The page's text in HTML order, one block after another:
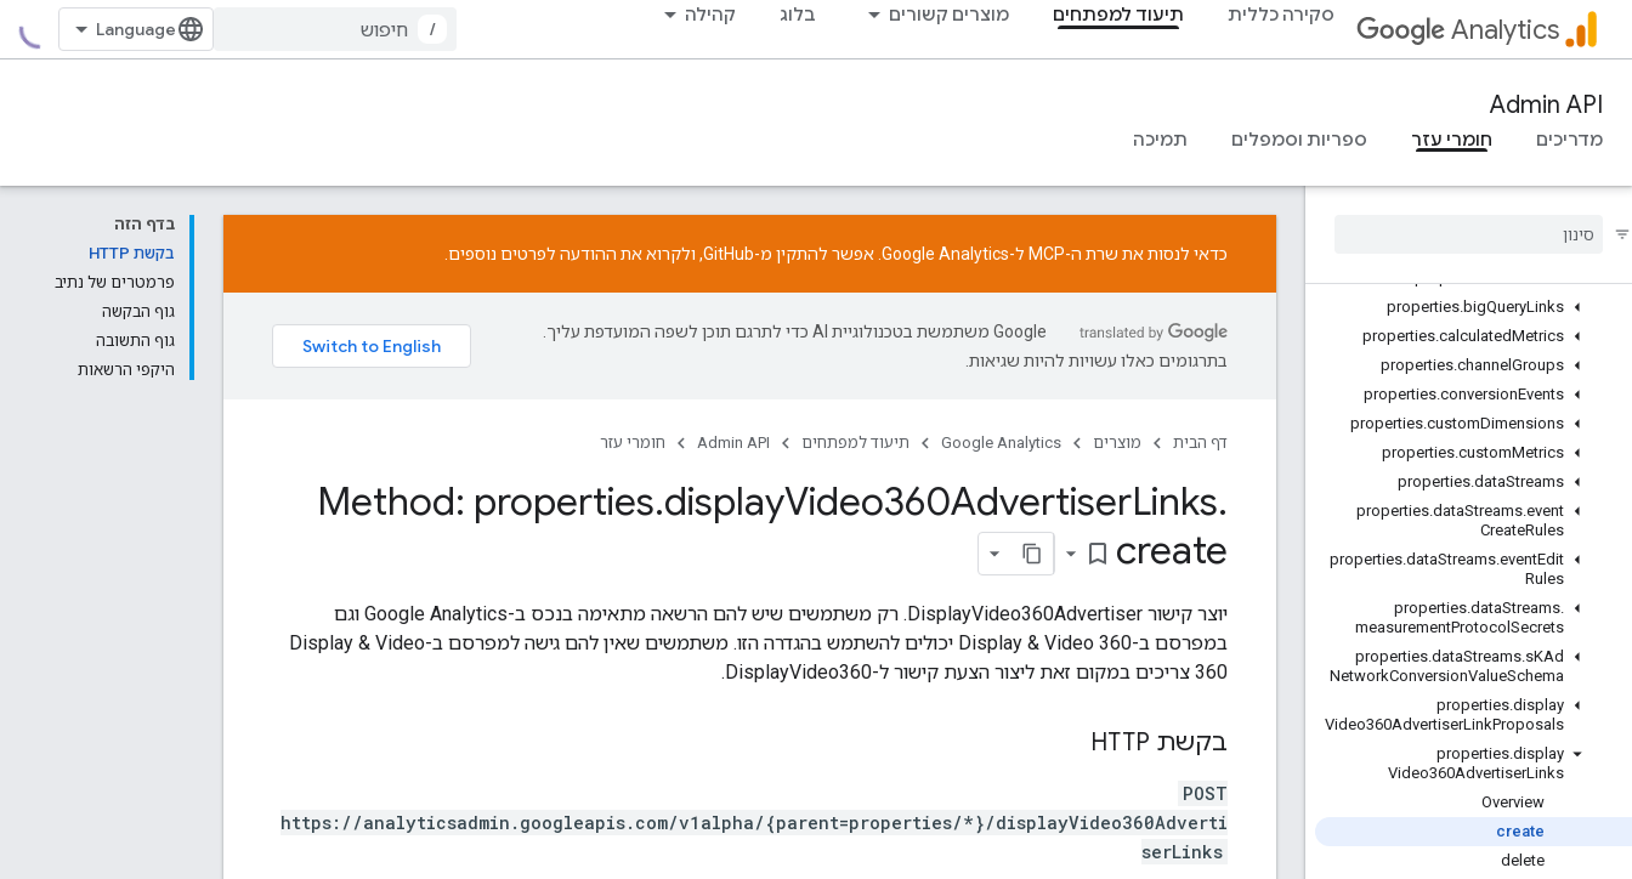
Analytics סקירה כללית תיעוד למפתחים מוצרים קשורים בלוג קהילה
/
Admin API
מדריכים חומרי עזר ספריות וסמפלים תמיכה
v1alpha
accountSummaries
accounts
properties
properties.bigQueryLinks
properties.calculatedMetrics
properties.channel Groups
properties.conversionEvents
properties.customDimensions
properties.customMetrics
properties.dataStreams
properties.dataStreams.event
CreateRules
properties.dataStreams.eventEdit
Rules
properties.dataStreams.
measurementProtocol Secrets
properties.dataStreams.sKAd
NetworkConversionValueSchema
properties.display
Video360AdvertiserLinkProposals
properties.display
Video360AdvertiserLinks
Overview
create
delete
בדף הזה
בקשת HTTP
פרמטרים של נתיב
גוף הבקשה
גוף התשובה
היקפי הרשאות
כדאי לנסות את שרת ה-MCP ל-Google Analytics. אפשר להתקין מ- GitHub, ולקרוא את ההודעה לפרטים נוספים.
‫Google משתמשת בטכנולוגיית AI כדי לתרגם תוכן לשפה המועדפת עליך.
בתרגומים כאלו עשויות להיות שגיאות.
דף הבית מוצרים Google Analytics תיעוד למפתחים Admin API חומרי עזר
Method: properties.displayVideo360AdvertiserLinks.
create
bookmark_border
יוצר קישור DisplayVideo360Advertiser. רק משתמשים שיש להם הרשאה מתאימה בנכס ב-Google Analytics וגם
במפרסם ב-Display & Video 360 יכולים להשתמש בהגדרה הזו. משתמשים שאין להם גישה למפרסם ב-Display & Video
360 צריכים במקום זאת ליצור הצעת קישור ל-DisplayVideo360.
בקשת HTTP
POST
https://analyticsadmin.googleapis.com/v1alpha/{parent=properties/*}/displayVideo360Adverti
serLinks